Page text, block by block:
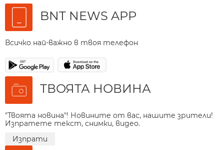
BNT NEWS APP
Всичко най-важно в твоя телефон
ТВОЯТА НОВИНА
"Твоята новина"! Новините от вас, нашите зрители!
Изпратете текст, снимки, видео.
Изпрати